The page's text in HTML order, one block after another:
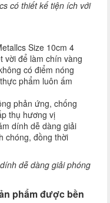
có thiết kế tiện ích với
Size 10cm 4
vời để làm chín vàng
có điểm nóng
phẩm luôn ấm
phản ứng, chống
thụ hương vị
dính dễ dàng giải
chóng, đồng thời
dễ dàng giải phóng
phẩm được bền